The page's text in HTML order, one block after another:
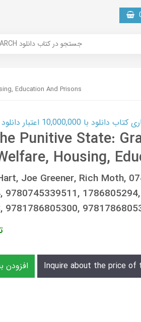
SEARCH جستجو در کتاب دانلود
Education And Prisons
10,000,000 اعتبار دانلود کتاب! کلیک کنید
Punitive State:
Housing,
Joe Greener, Rich Moth,
9780745339511,
9781786805300,
افزودن Inquire about the price of